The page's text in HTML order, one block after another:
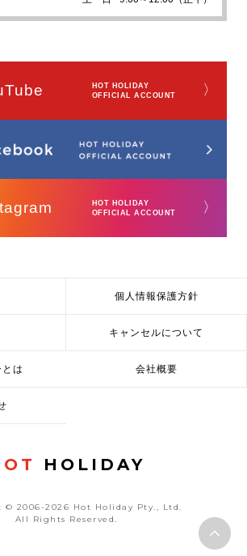
HOT HOLIDAY
OFFICIAL ACCOUNT
〉
HOT HOLIDAY
OFFICIAL ACCOUNT
〉
個人情報保護方針
キャンセルについて
は 会社概要
HOLIDAY
© 2006-2026 Hot Holiday Pty., Ltd.
All Rights Reserved.